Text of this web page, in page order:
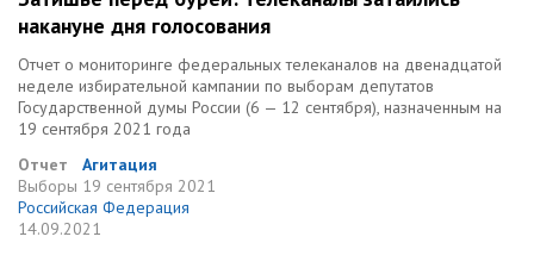
накануне дня голосования
Отчет о мониторинге федеральных телеканалов на двенадцатой
неделе избирательной кампании по выборам депутатов
Государственной думы России (6 — 12 сентября), назначенным на
19 сентября 2021 года
Отчет
Агитация
Выборы 19 сентября 2021
Российская Федерация
14.09.2021